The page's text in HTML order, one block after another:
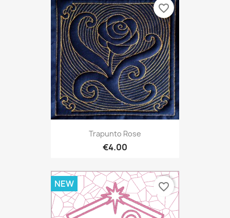
Trapunto Rose
€4.00
favorite_border
NEW favorite_border